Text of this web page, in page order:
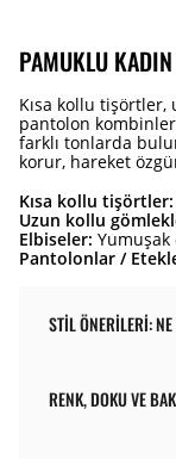
PAMUKLU
Kısa kollu
pantolon
farklı tonlarda
korur, hareket
Kısa kollu tişörtler:
Uzun kollu
Elbiseler:
Pantolonlar /
STIL ÖNERILERI:
RENK, DOKU VE